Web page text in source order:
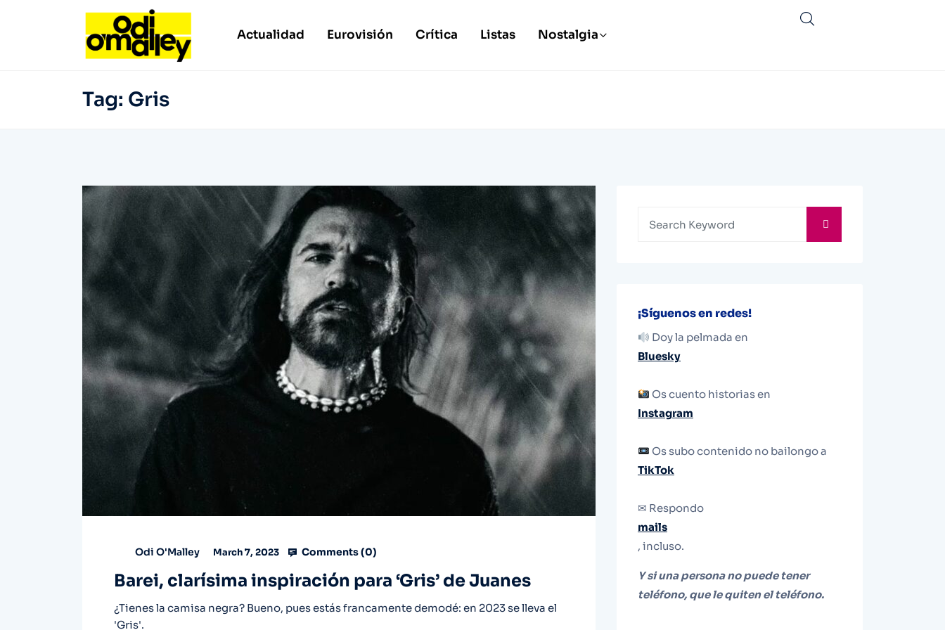
Actualidad Eurovisión Crítica Listas Nostalgia
Tag: Gris
Odi O'Malley March 7, 2023 Comments (0)
Barei, clarísima inspiración para ‘Gris’ de Juanes
¿Tienes la camisa negra? Bueno, pues estás francamente demodé: en 2023 se lleva el
'Gris'.
¡Síguenos en redes!
Doy la pelmada en
Bluesky
Os cuento historias en
Instagram
Os subo contenido no bailongo a
TikTok
✉ Respondo
mails
, incluso.
Y si una persona no puede tener
teléfono, que le quiten el teléfono.